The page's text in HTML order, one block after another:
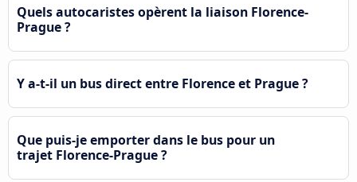
Quels autocaristes opèrent la liaison Florence-
Prague ?
Y a-t-il un bus direct entre Florence et Prague ?
Que puis-je emporter dans le bus pour un
trajet Florence-Prague ?